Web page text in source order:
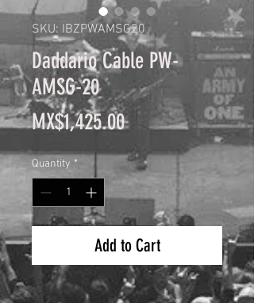
SKU: IBZPWAMSG20
Daddario Cable PW-
AMSG-20
MX$1,425.00Price
Quantity *
Add to Cart